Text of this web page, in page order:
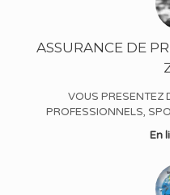
ASSURANCE DE
VOUS PRESENTEZ
PROFESSIONNELS,
En